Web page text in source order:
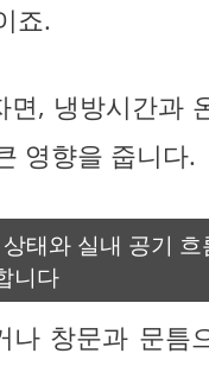
죠.
면, 냉방시간과
영향을 줍니다.
태와 실내 공기
니다
나 창문과 문틈